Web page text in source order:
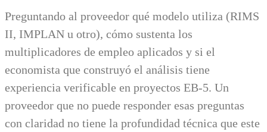
Preguntando al proveedor qué modelo utiliza (RIMS
II, IMPLAN u otro), cómo sustenta los
multiplicadores de empleo aplicados y si el
economista que construyó el análisis tiene
experiencia verificable en proyectos EB-5. Un
proveedor que no puede responder esas preguntas
con claridad no tiene la profundidad técnica que este